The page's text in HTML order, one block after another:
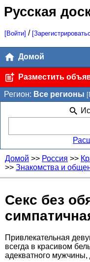
Русская
[Войти] /
Домой
Разместить
Регион: Все регионы
Домой >> Россия >>
>> Знакомства и
Секс без
Привлекательная
всегда в красивом
адекватного